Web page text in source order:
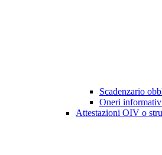
Scadenzario
Oneri
Attestazioni OIV o